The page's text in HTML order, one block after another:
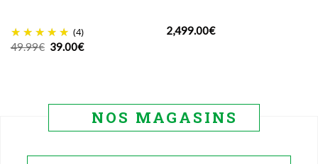
(4)
49.99€ Le
prix
39.00€Le
prix
2,499.00€
NOS MAGASINS